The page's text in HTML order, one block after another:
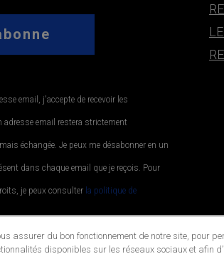
email, j'accepte de recevoir les
adresse email restera strictement
échangée. Je peux me désabonner en un
dans chaque email que je reçois. Pour
je peux consulter la politique de
assurer du bon fonctionnement de notre site, pour
disponibles sur les réseaux sociaux et afin